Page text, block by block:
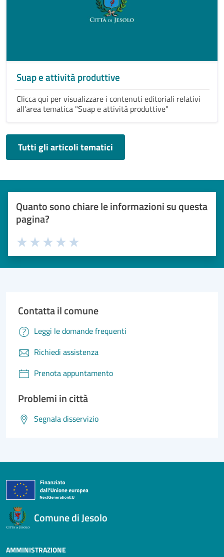
Suap e attività produttive
Clicca qui per visualizzare i contenuti editoriali relativi
all'area tematica "Suap e attività produttive"
Tutti gli articoli tematici
Quanto sono chiare le informazioni su questa
pagina?
Valuta 5 stelle su 5
Valuta 4 stelle su 5
Valuta 3 stelle su 5
Valuta 2 stelle su 5
Valuta 1 stelle su 5
Contatta il comune
Leggi le domande frequenti
Richiedi assistenza
Prenota appuntamento
Problemi in città
Segnala disservizio
Comune di Jesolo
AMMINISTRAZIONE